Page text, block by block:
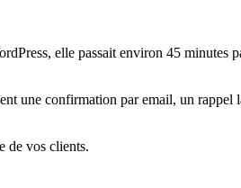
elle passait environ 45 minutes
une confirmation par email, un
de vos clients.